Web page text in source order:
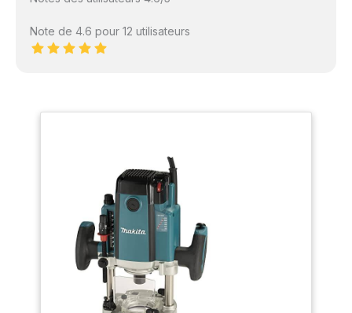
Note de 4.6 pour 12 utilisateurs